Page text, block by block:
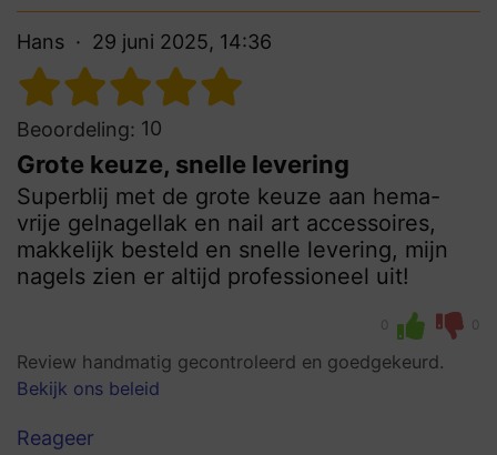
Hans 29 juni 2025, 14:36
Beoordeling: 10
Grote keuze, snelle levering
Superblij met de grote keuze aan hema-
vrije gelnagellak en nail art accessoires,
makkelijk besteld en snelle levering, mijn
nagels zien er altijd professioneel uit!
0 0
Review handmatig gecontroleerd en goedgekeurd.
Bekijk ons beleid
Reageer